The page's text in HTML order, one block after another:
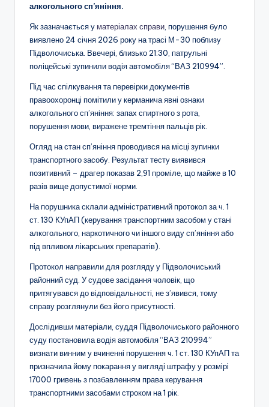
алкогольного сп’яніння.
Як зазначається у матеріалах справи , порушення було
виявлено 24 січня 2026 року на трасі М-30 поблизу
Підволочиська. Ввечері, близько 21:30, патрульні
поліцейські зупинили водія автомобіля “ВАЗ 210994”.
Під час спілкування та перевірки документів
правоохоронці помітили у керманича явні ознаки
алкогольного сп’яніння: запах спиртного з рота,
порушення мови, виражене тремтіння пальців рік.
Огляд на стан сп’яніння проводився на місці зупинки
транспортного засобу. Результат тесту виявився
позитивний – драгер показав 2,91 проміле, що майже в 10
разів вище допустимої норми.
На порушника склали адміністративний протокол за ч. 1
ст. 130 КУпАП (керування транспортним засобом у стані
алкогольного, наркотичного чи іншого виду сп’яніння або
під впливом лікарських препаратів).
Протокол направили для розгляду у Підволочиський
районний суд. У судове засідання чоловік, що
притягувався до відповідальності, не з’явився, тому
справу розглянули без його присутності.
Дослідивши матеріали, суддя Підволочиського районного
суду постановила водія автомобіля “ВАЗ 210994”
визнати винним у вчиненні порушення ч. 1 ст. 130 КУпАП та
призначила йому покарання у вигляді штрафу у розмірі
17000 гривень з позбавленням права керування
транспортними засобами строком на 1 рік.